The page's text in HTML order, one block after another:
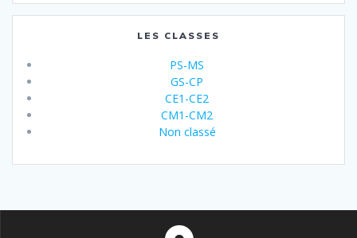
LES CLASSES
PS-MS
GS-CP
CE1-CE2
CM1-CM2
Non classé